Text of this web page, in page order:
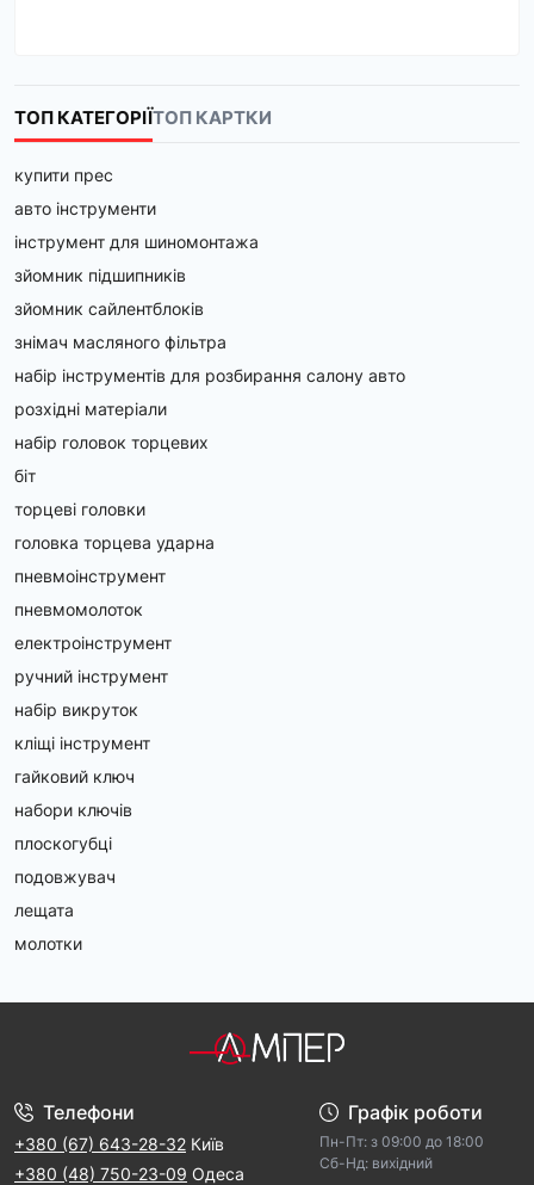
ТОП КАТЕГОРІЇТОП КАРТКИ
купити прес
авто інструменти
інструмент для шиномонтажа
зйомник підшипників
зйомник сайлентблоків
знімач масляного фільтра
набір інструментів для розбирання салону авто
розхідні матеріали
набір головок торцевих
біт
торцеві головки
головка торцева ударна
пневмоінструмент
пневмомолоток
електроінструмент
ручний інструмент
набір викруток
кліщі інструмент
гайковий ключ
набори ключів
плоскогубці
подовжувач
лещата
молотки
Телефони
+380 (67) 643-28-32 Київ
+380 (48) 750-23-09 Одеса
Графік роботи
Пн-Пт: з 09:00 дo 18:00
Cб-Hд: виxідний